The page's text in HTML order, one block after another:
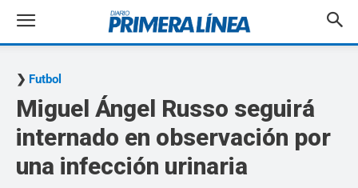
Futbol
Miguel Ángel Russo seguirá
internado en observación por
una infección urinaria